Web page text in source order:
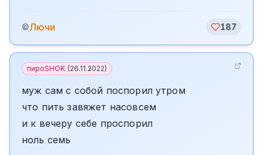
©Лючи 187
пироSHOK (26.11.2022)
муж сам с собой поспорил утром
что пить завяжет насовсем
и к вечеру себе проспорил
ноль семь